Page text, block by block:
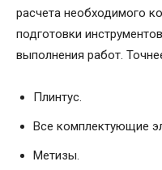
расчета необходимого
подготовки
выполнения работ.
Плинтус.
Все комплектующие
Метизы.